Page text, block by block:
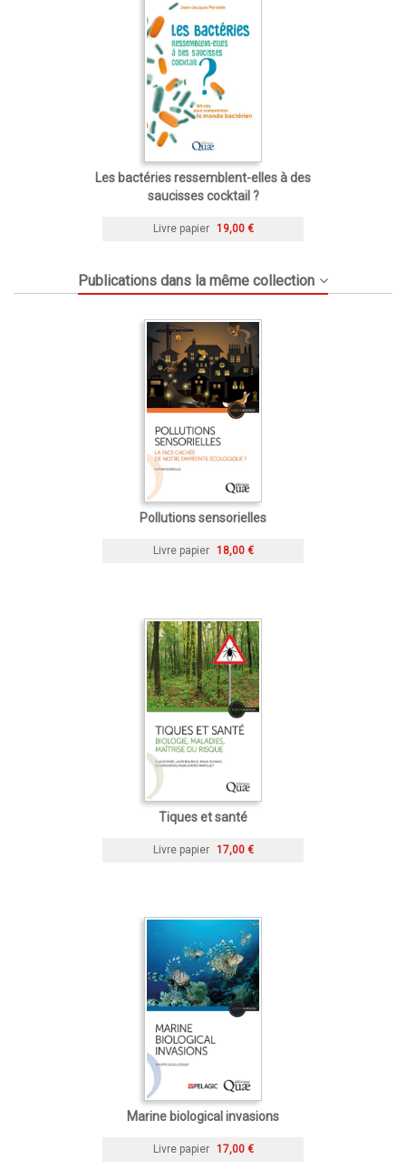
Les bactéries ressemblent-elles à des
saucisses cocktail ?
Livre papier 19,00 €
Publications dans la même collection
Pollutions sensorielles
Livre papier 18,00 €
Tiques et santé
Livre papier 17,00 €
Marine biological invasions
Livre papier 17,00 €